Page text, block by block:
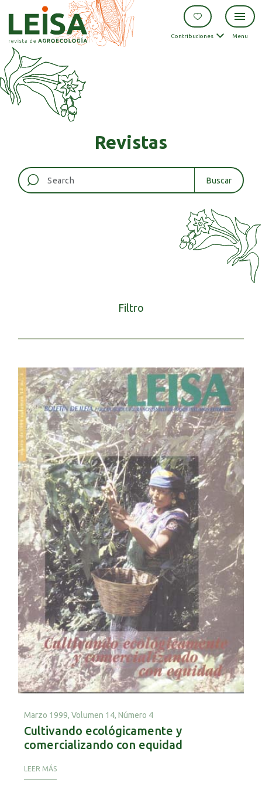
Contribuciones Menu
Revistas
Buscar
Filtro
Marzo 1999, Volumen 14, Número 4
Cultivando ecológicamente y
comercializando con equidad
LEER MÁS